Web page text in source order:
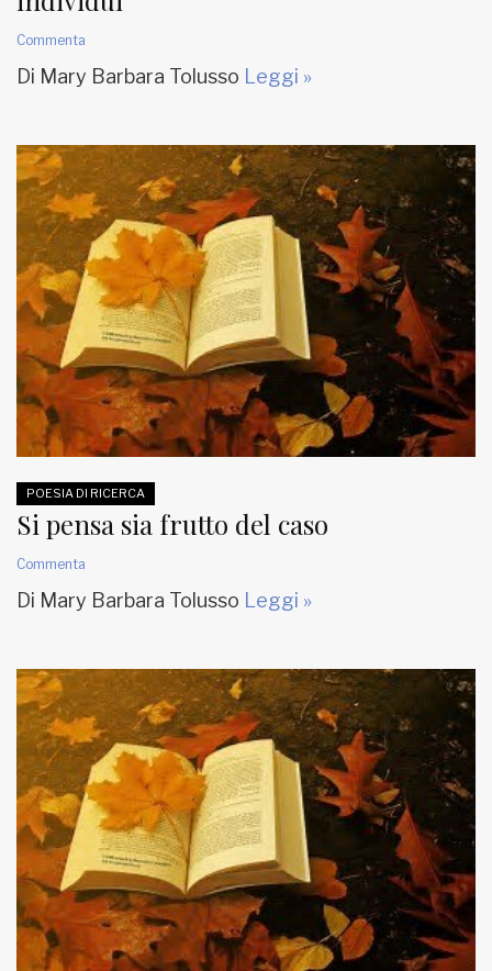
Commenta
Di Mary Barbara Tolusso Leggi »
POESIA DI RICERCA
Si pensa sia frutto del caso
Commenta
Di Mary Barbara Tolusso Leggi »